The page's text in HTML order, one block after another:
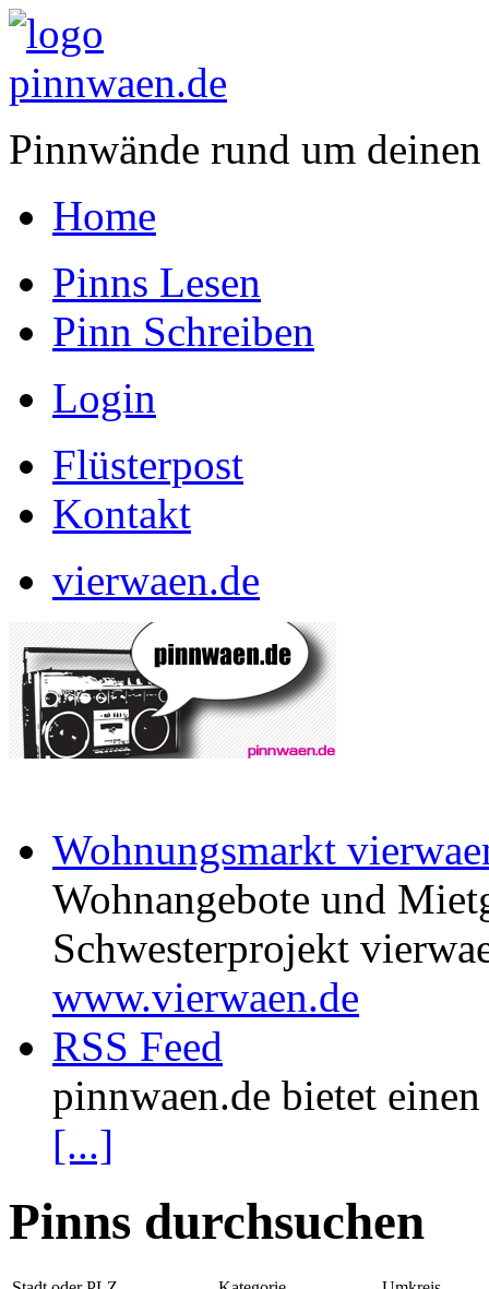
Pinnwände rund um
Home
Pinns Lesen
Pinn Schreiben
Login
Flüsterpost
Kontakt
vierwaen.de
Wohnungsmarkt
Wohnangebote und
Schwesterprojekt
www.vierwaen.de
RSS Feed
pinnwaen.de bietet
[...]
Pinns durchsuchen